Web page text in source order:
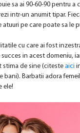
sa ai 90-60-90 pentru a
intr-un anumit tipar.
atuuri pe care poate sa le
cu care ai fost
in acest domeniu,
stima de sine (citeste aici
bani). Barbatii adora
ele!